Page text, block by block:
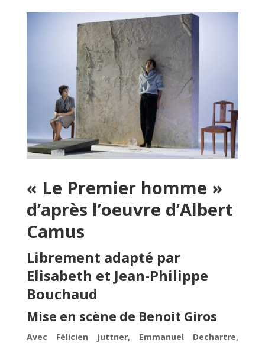
« Le Premier homme »
d’après l’oeuvre d’Albert
Camus
Librement adapté par
Elisabeth et Jean-Philippe
Bouchaud
Mise en scène de Benoit Giros
Avec Félicien Juttner, Emmanuel Dechartre,